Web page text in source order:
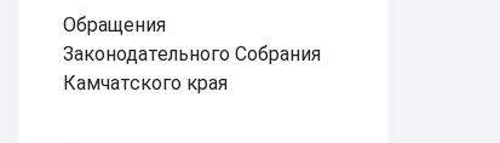
Обращения
Законодательного Собрания
Камчатского края